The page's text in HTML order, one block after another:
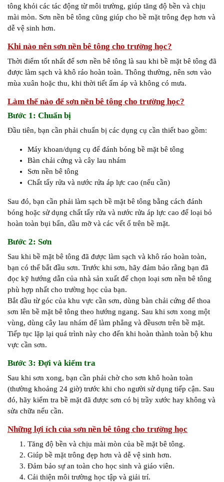
tông khỏi các tác động từ môi trường, giúp tăng độ bền và chịu
mài mòn. Sơn nền bê tông cũng giúp cho bề mặt trông đẹp hơn và
dễ vệ sinh hơn.
Khi nào nên sơn nền bê tông cho trường học?
Thời điểm tốt nhất để sơn nền bê tông là sau khi bề mặt bê tông đã
được làm sạch và khô ráo hoàn toàn. Thông thường, nên sơn vào
mùa xuân hoặc thu, khi thời tiết ấm áp và không có mưa.
Làm thế nào để sơn nền bê tông cho trường học?
Bước 1: Chuẩn bị
Đầu tiên, bạn cần phải chuẩn bị các dụng cụ cần thiết bao gồm:
Máy khoan/dụng cụ để đánh bóng bề mặt bê tông
Bàn chải cứng và cây lau nhám
Sơn nền bê tông
Chất tẩy rửa và nước rửa áp lực cao (nếu cần)
Sau đó, bạn cần phải làm sạch bề mặt bê tông bằng cách đánh
bóng hoặc sử dụng chất tẩy rửa và nước rửa áp lực cao để loại bỏ
hoàn toàn bụi bẩn, dầu mỡ và các vết ố trên bề mặt.
Bước 2: Sơn
Sau khi bề mặt bê tông đã được làm sạch và khô ráo hoàn toàn,
bạn có thể bắt đầu sơn. Trước khi sơn, hãy đảm bảo rằng bạn đã
đọc kỹ hướng dẫn của nhà sản xuất để chọn loại sơn nền bê tông
phù hợp nhất cho trường học của bạn.
Bắt đầu từ góc của khu vực cần sơn, dùng bàn chải cứng để thoa
sơn lên bề mặt bê tông theo hướng ngang. Sau khi sơn xong một
vùng, dùng cây lau nhám để làm phẳng và đềusơn trên bề mặt.
Tiếp tục lặp lại quá trình này cho đến khi hoàn thành toàn bộ khu
vực cần sơn.
Bước 3: Đợi và kiểm tra
Sau khi sơn xong, bạn cần phải chờ cho sơn khô hoàn toàn
(thường khoảng 24 giờ) trước khi cho người sử dụng tiếp cận. Sau
đó, hãy kiểm tra bề mặt đã được sơn có bị trầy xước hay không và
sửa chữa nếu cần.
Những lợi ích của sơn nền bê tông cho trường học
Tăng độ bền và chịu mài mòn của bề mặt bê tông.
Giúp bề mặt trông đẹp hơn và dễ vệ sinh hơn.
Đảm bảo sự an toàn cho học sinh và giáo viên.
Cải thiện môi trường học tập và giải trí.